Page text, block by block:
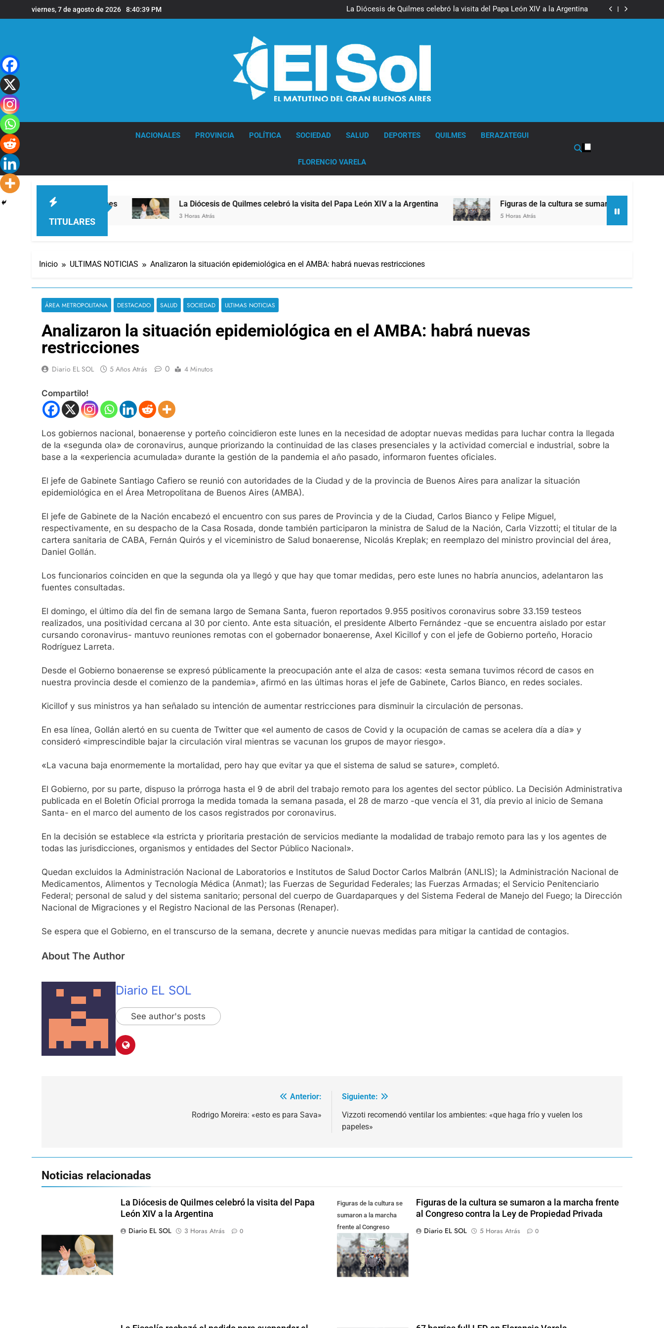
al
viernes, 7 de agosto de 2026 8:40:40 PM
La Diócesis de Quilmes celebró la visita del Papa León XIV a la Argentina
Figuras de la cultura se sumaron a la marcha frente al Congreso contra la
La Diócesis de Quilmes celebró la visita del Papa León XIV a la Argentina
Figuras de la cultura se sumaron a la marcha frente al Congreso contra la
Nueva jornada negativa para los activos argentinos: cayeron las acciones
en Wall Street y el riesgo país quedó al borde de los 450 puntos
NACIONALES PROVINCIA POLÍTICA SOCIEDAD SALUD DEPORTES QUILMES BERAZATEGUI
FLORENCIO VARELA
TITULARES
la sede de Quilmes La Diócesis de Quilmes celebró la visita del Papa León XIV a la Argentina
3 Horas Atrás
Figuras de la cultura se sumaron a la marcha frente al
5 Horas Atrás
Inicio ULTIMAS NOTICIAS Analizaron la situación epidemiológica en el AMBA: habrá nuevas restricciones
ÁREA METROPOLITANA DESTACADO SALUD SOCIEDAD ULTIMAS NOTICIAS
Analizaron la situación epidemiológica en el AMBA: habrá nuevas
restricciones
Diario EL SOL 5 Años Atrás 0 4 Minutos
Compartilo!
Los gobiernos nacional, bonaerense y porteño coincidieron este lunes en la necesidad de adoptar nuevas medidas para luchar contra la llegada
de la «segunda ola» de coronavirus, aunque priorizando la continuidad de las clases presenciales y la actividad comercial e industrial, sobre la
base a la «experiencia acumulada» durante la gestión de la pandemia el año pasado, informaron fuentes oficiales.
El jefe de Gabinete Santiago Cafiero se reunió con autoridades de la Ciudad y de la provincia de Buenos Aires para analizar la situación
epidemiológica en el Área Metropolitana de Buenos Aires (AMBA).
El jefe de Gabinete de la Nación encabezó el encuentro con sus pares de Provincia y de la Ciudad, Carlos Bianco y Felipe Miguel,
respectivamente, en su despacho de la Casa Rosada, donde también participaron la ministra de Salud de la Nación, Carla Vizzotti; el titular de la
cartera sanitaria de CABA, Fernán Quirós y el viceministro de Salud bonaerense, Nicolás Kreplak; en reemplazo del ministro provincial del área,
Daniel Gollán.
Los funcionarios coinciden en que la segunda ola ya llegó y que hay que tomar medidas, pero este lunes no habría anuncios, adelantaron las
fuentes consultadas.
El domingo, el último día del fin de semana largo de Semana Santa, fueron reportados 9.955 positivos coronavirus sobre 33.159 testeos
realizados, una positividad cercana al 30 por ciento. Ante esta situación, el presidente Alberto Fernández -que se encuentra aislado por estar
cursando coronavirus- mantuvo reuniones remotas con el gobernador bonaerense, Axel Kicillof y con el jefe de Gobierno porteño, Horacio
Rodríguez Larreta.
Desde el Gobierno bonaerense se expresó públicamente la preocupación ante el alza de casos: «esta semana tuvimos récord de casos en
nuestra provincia desde el comienzo de la pandemia», afirmó en las últimas horas el jefe de Gabinete, Carlos Bianco, en redes sociales.
Kicillof y sus ministros ya han señalado su intención de aumentar restricciones para disminuir la circulación de personas.
En esa línea, Gollán alertó en su cuenta de Twitter que «el aumento de casos de Covid y la ocupación de camas se acelera día a día» y
consideró «imprescindible bajar la circulación viral mientras se vacunan los grupos de mayor riesgo».
«La vacuna baja enormemente la mortalidad, pero hay que evitar ya que el sistema de salud se sature», completó.
El Gobierno, por su parte, dispuso la prórroga hasta el 9 de abril del trabajo remoto para los agentes del sector público. La Decisión Administrativa
publicada en el Boletín Oficial prorroga la medida tomada la semana pasada, el 28 de marzo -que vencía el 31, día previo al inicio de Semana
Santa- en el marco del aumento de los casos registrados por coronavirus.
En la decisión se establece «la estricta y prioritaria prestación de servicios mediante la modalidad de trabajo remoto para las y los agentes de
todas las jurisdicciones, organismos y entidades del Sector Público Nacional».
Quedan excluidos la Administración Nacional de Laboratorios e Institutos de Salud Doctor Carlos Malbrán (ANLIS); la Administración Nacional de
Medicamentos, Alimentos y Tecnología Médica (Anmat); las Fuerzas de Seguridad Federales; las Fuerzas Armadas; el Servicio Penitenciario
Federal; personal de salud y del sistema sanitario; personal del cuerpo de Guardaparques y del Sistema Federal de Manejo del Fuego; la Dirección
Nacional de Migraciones y el Registro Nacional de las Personas (Renaper).
Se espera que el Gobierno, en el transcurso de la semana, decrete y anuncie nuevas medidas para mitigar la cantidad de contagios.
About The Author
Diario EL SOL
See author's posts
Anterior:
Rodrigo Moreira: «esto es para Sava»
Siguiente:
Vizzoti recomendó ventilar los ambientes: «que haga frío y vuelen los
papeles»
Noticias relacionadas
La Diócesis de Quilmes celebró la visita del Papa
León XIV a la Argentina
Diario EL SOL
3 Horas Atrás 0
Figuras de la cultura se
sumaron a la marcha
frente al Congreso
contra la Ley de
Propiedad Privada
Figuras de la cultura se sumaron a la marcha frente
al Congreso contra la Ley de Propiedad Privada
Diario EL SOL
5 Horas Atrás 0